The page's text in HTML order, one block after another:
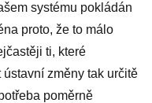
systému pokládán
proto, že to málo
ti, které
změny tak určitě
poměrně